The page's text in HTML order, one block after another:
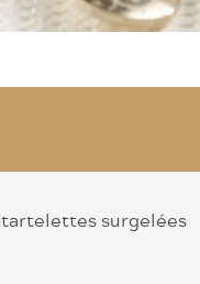
surgelées